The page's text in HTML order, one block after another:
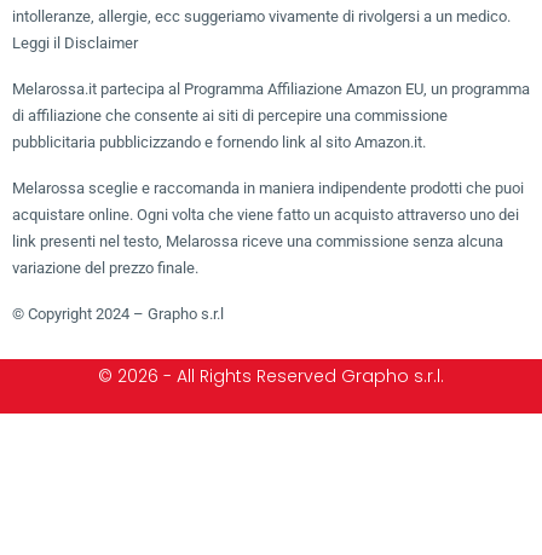
intolleranze, allergie, ecc suggeriamo vivamente di rivolgersi a un medico.
Leggi il Disclaimer
Melarossa.it partecipa al Programma Affiliazione Amazon EU, un programma
di affiliazione che consente ai siti di percepire una commissione
pubblicitaria pubblicizzando e fornendo link al sito Amazon.it.
Melarossa sceglie e raccomanda in maniera indipendente prodotti che puoi
acquistare online. Ogni volta che viene fatto un acquisto attraverso uno dei
link presenti nel testo, Melarossa riceve una commissione senza alcuna
variazione del prezzo finale.
© Copyright 2024 – Grapho s.r.l
© 2026 - All Rights Reserved Grapho s.r.l.